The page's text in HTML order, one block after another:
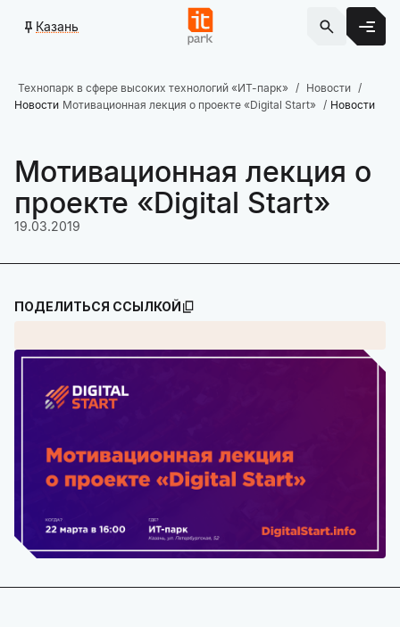
Казань
Технопарк в сфере высоких технологий «ИТ-парк»
Новости
Новости Мотивационная лекция о проекте «Digital Start» Новости
Мотивационная лекция о
проекте «Digital Start»
19.03.2019
ПОДЕЛИТЬСЯ ССЫЛКОЙ